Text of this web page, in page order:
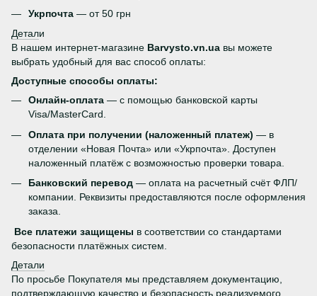
Укрпочта — от 50 грн
Детали
В нашем интернет-магазине Barvysto.vn.ua вы можете
выбрать удобный для вас способ оплаты:
Доступные способы оплаты:
Онлайн-оплата — с помощью банковской карты
Visa/MasterCard.
Оплата при получении (наложенный платеж) — в
отделении «Новая Почта» или «Укрпочта». Доступен
наложенный платёж с возможностью проверки товара.
Банковский перевод — оплата на расчетный счёт ФЛП/
компании. Реквизиты предоставляются после оформления
заказа.
Все платежи защищены в соответствии со стандартами
безопасности платёжных систем.
Детали
По просьбе Покупателя мы представляем документацию,
подтверждающую качество и безопасность реализуемого